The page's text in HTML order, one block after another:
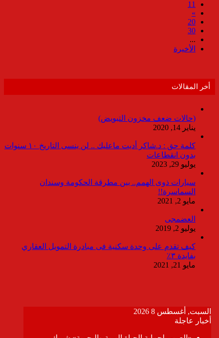
11
»
20
30
...
الأخيرة
أخر المقالات
(حالات ضعف مخزون التبويض)
يناير 14, 2020
كلمة حق : د.شاكر أديت ماعليك .. لن ينسى التاريخ ١٠ سنوات
بدون انقطاعات
يوليو 29, 2023
سيارات ذوى الهمم.. بين مطرقة الحكومة وسندان
السماسرة!!
مايو 2, 2021
العضمجى
يوليو 2, 2019
كيف تقدم على وحدة سكنية فى مبادرة التمويل العقاري
بفايدة ٣٪
مايو 21, 2021